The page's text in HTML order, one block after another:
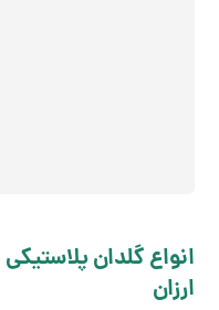
انواع گلدان
ارزان